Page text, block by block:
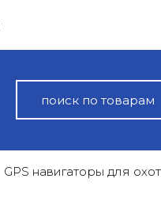
GPS навигаторы для